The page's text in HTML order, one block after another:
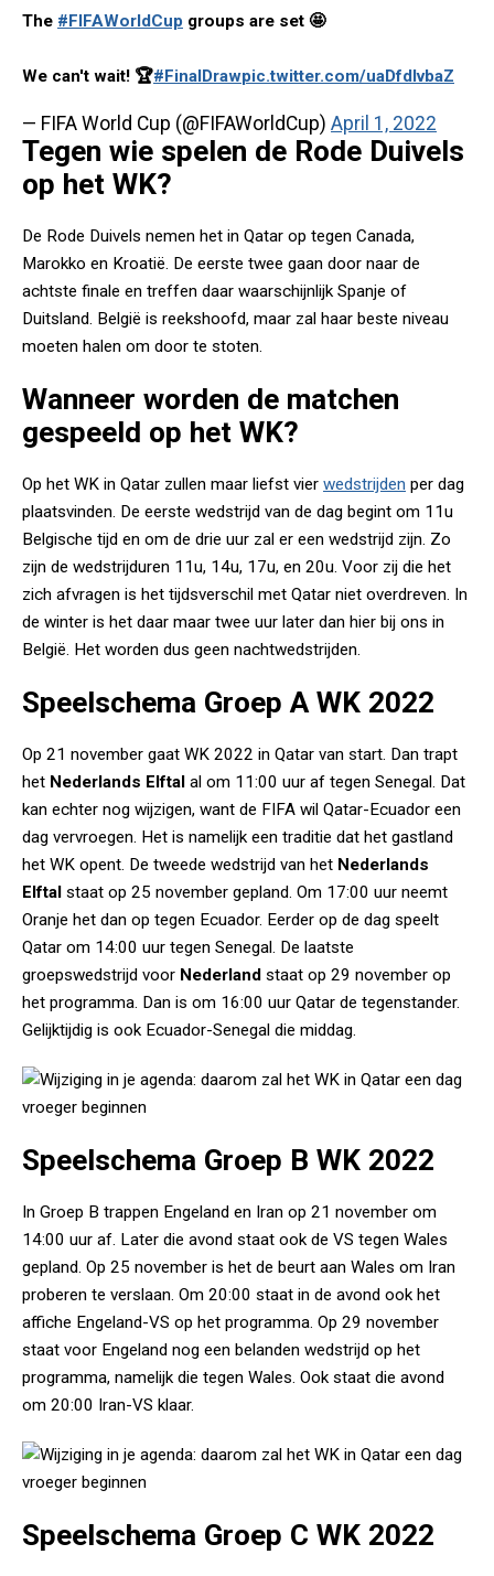
The #FIFAWorldCup groups are set 🤩
We can't wait! 🏆#FinalDrawpic.twitter.com/uaDfdIvbaZ
— FIFA World Cup (@FIFAWorldCup) April 1, 2022
Tegen wie spelen de Rode Duivels
op het WK?
De Rode Duivels nemen het in Qatar op tegen Canada,
Marokko en Kroatië. De eerste twee gaan door naar de
achtste finale en treffen daar waarschijnlijk Spanje of
Duitsland. België is reekshoofd, maar zal haar beste niveau
moeten halen om door te stoten.
Wanneer worden de matchen
gespeeld op het WK?
Op het WK in Qatar zullen maar liefst vier wedstrijden per dag
plaatsvinden. De eerste wedstrijd van de dag begint om 11u
Belgische tijd en om de drie uur zal er een wedstrijd zijn. Zo
zijn de wedstrijduren 11u, 14u, 17u, en 20u. Voor zij die het
zich afvragen is het tijdsverschil met Qatar niet overdreven. In
de winter is het daar maar twee uur later dan hier bij ons in
België. Het worden dus geen nachtwedstrijden.
Speelschema Groep A WK 2022
Op 21 november gaat WK 2022 in Qatar van start. Dan trapt
het Nederlands Elftal al om 11:00 uur af tegen Senegal. Dat
kan echter nog wijzigen, want de FIFA wil Qatar-Ecuador een
dag vervroegen. Het is namelijk een traditie dat het gastland
het WK opent. De tweede wedstrijd van het Nederlands
Elftal staat op 25 november gepland. Om 17:00 uur neemt
Oranje het dan op tegen Ecuador. Eerder op de dag speelt
Qatar om 14:00 uur tegen Senegal. De laatste
groepswedstrijd voor Nederland staat op 29 november op
het programma. Dan is om 16:00 uur Qatar de tegenstander.
Gelijktijdig is ook Ecuador-Senegal die middag.
Speelschema Groep B WK 2022
In Groep B trappen Engeland en Iran op 21 november om
14:00 uur af. Later die avond staat ook de VS tegen Wales
gepland. Op 25 november is het de beurt aan Wales om Iran
proberen te verslaan. Om 20:00 staat in de avond ook het
affiche Engeland-VS op het programma. Op 29 november
staat voor Engeland nog een belanden wedstrijd op het
programma, namelijk die tegen Wales. Ook staat die avond
om 20:00 Iran-VS klaar.
Speelschema Groep C WK 2022